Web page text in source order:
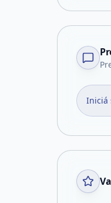
Iniciá